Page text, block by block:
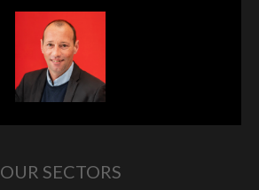
OUR SECTORS